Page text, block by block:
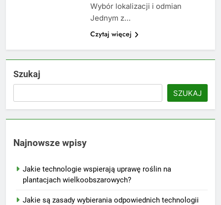
Wybór lokalizacji i odmian
Jednym z…
Czytaj więcej
Szukaj
SZUKAJ
Najnowsze wpisy
Jakie technologie wspierają uprawę roślin na
plantacjach wielkoobszarowych?
Jakie są zasady wybierania odpowiednich technologii